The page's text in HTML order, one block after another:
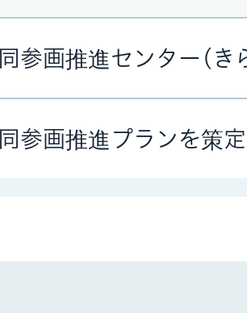
参画推進センター(き
参画推進プランを策